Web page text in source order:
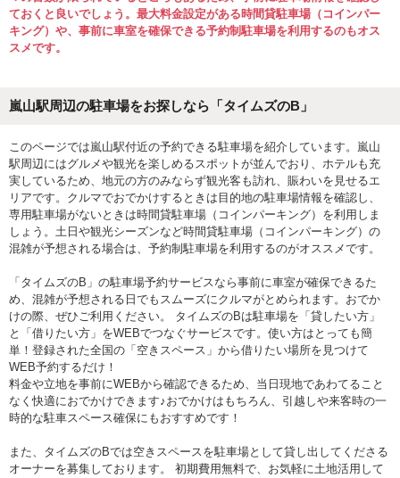
ておくと良いでしょう。最大料金設定がある時間貸駐車場（コインパー
キング）や、事前に車室を確保できる予約制駐車場を利用するのもオス
スメです。
嵐山駅周辺の駐車場をお探しなら「タイムズのB」
このページでは嵐山駅付近の予約できる駐車場を紹介しています。嵐山
駅周辺にはグルメや観光を楽しめるスポットが並んでおり、ホテルも充
実しているため、地元の方のみならず観光客も訪れ、賑わいを見せるエ
リアです。クルマでおでかけするときは目的地の駐車場情報を確認し、
専用駐車場がないときは時間貸駐車場（コインパーキング）を利用しま
しょう。土日や観光シーズンなど時間貸駐車場（コインパーキング）の
混雑が予想される場合は、予約制駐車場を利用するのがオススメです。
「タイムズのB」の駐車場予約サービスなら事前に車室が確保できるた
め、混雑が予想される日でもスムーズにクルマがとめられます。おでか
けの際、ぜひご利用ください。 タイムズのBは駐車場を「貸したい方」
と「借りたい方」をWEBでつなぐサービスです。使い方はとっても簡
単！登録された全国の「空きスペース」から借りたい場所を見つけて
WEB予約するだけ！
料金や立地を事前にWEBから確認できるため、当日現地であわてること
なく快適におでかけできます♪おでかけはもちろん、引越しや来客時の一
時的な駐車スペース確保にもおすすめです！
また、タイムズのBでは空きスペースを駐車場として貸し出してくださる
オーナーを募集しております。 初期費用無料で、お気軽に土地活用して